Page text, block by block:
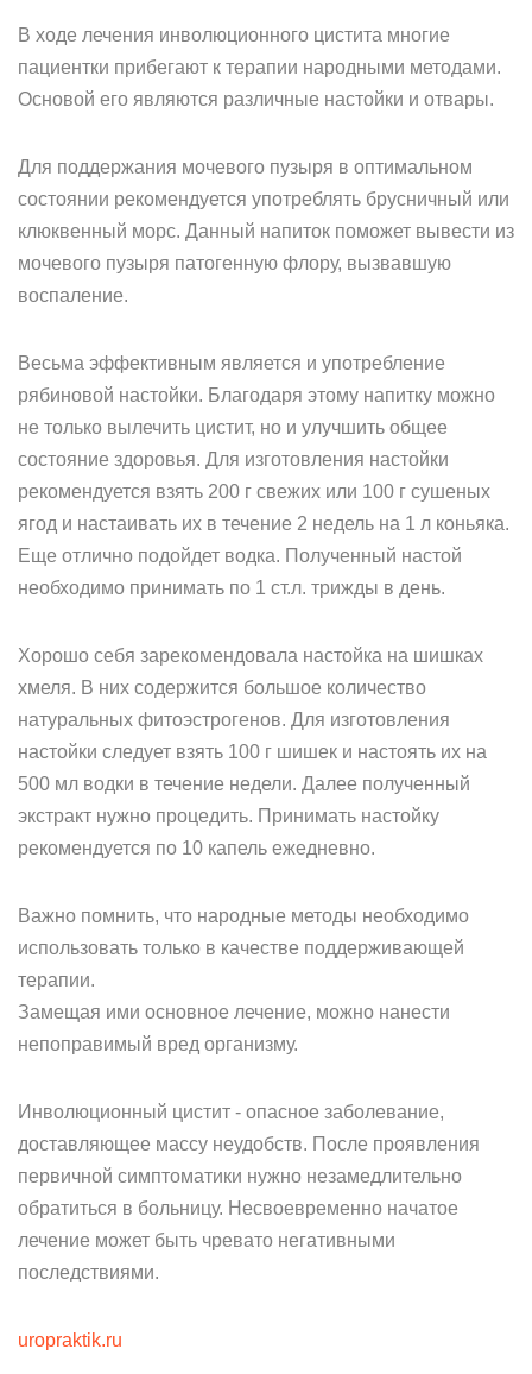
В ходе лечения инволюционного цистита многие
пациентки прибегают к терапии народными методами.
Основой его являются различные настойки и отвары.
Для поддержания мочевого пузыря в оптимальном
состоянии рекомендуется употреблять брусничный или
клюквенный морс. Данный напиток поможет вывести из
мочевого пузыря патогенную флору, вызвавшую
воспаление.
Весьма эффективным является и употребление
рябиновой настойки. Благодаря этому напитку можно
не только вылечить цистит, но и улучшить общее
состояние здоровья. Для изготовления настойки
рекомендуется взять 200 г свежих или 100 г сушеных
ягод и настаивать их в течение 2 недель на 1 л коньяка.
Еще отлично подойдет водка. Полученный настой
необходимо принимать по 1 ст.л. трижды в день.
Хорошо себя зарекомендовала настойка на шишках
хмеля. В них содержится большое количество
натуральных фитоэстрогенов. Для изготовления
настойки следует взять 100 г шишек и настоять их на
500 мл водки в течение недели. Далее полученный
экстракт нужно процедить. Принимать настойку
рекомендуется по 10 капель ежедневно.
Важно помнить, что народные методы необходимо
использовать только в качестве поддерживающей
терапии.
Замещая ими основное лечение, можно нанести
непоправимый вред организму.
Инволюционный цистит - опасное заболевание,
доставляющее массу неудобств. После проявления
первичной симптоматики нужно незамедлительно
обратиться в больницу. Несвоевременно начатое
лечение может быть чревато негативными
последствиями.
uropraktik.ru